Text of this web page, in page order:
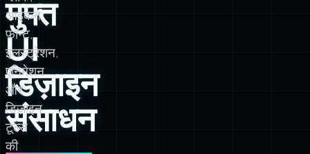
मुफ्त
UI
डिज़ाइन
संसाधन
आइकन,
फ़ॉन्ट,
इलस्ट्रेशन,
एनिमेशन
और
डिज़ाइन
टूल्स
की